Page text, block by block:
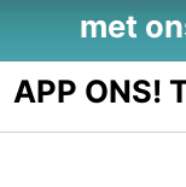
met
APP ONS!